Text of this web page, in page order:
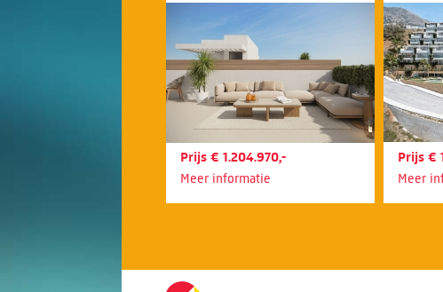
Prijs € 1.204.970,-
Meer informatie
Prijs €
Meer